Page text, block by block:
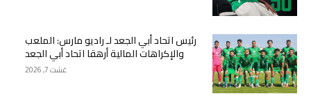
رئيس اتحاد أبي الجعد لـ راديو مارس: الملعب
والإكراهات المالية أرهقا اتحاد أبي الجعد
غشت 7, 2026